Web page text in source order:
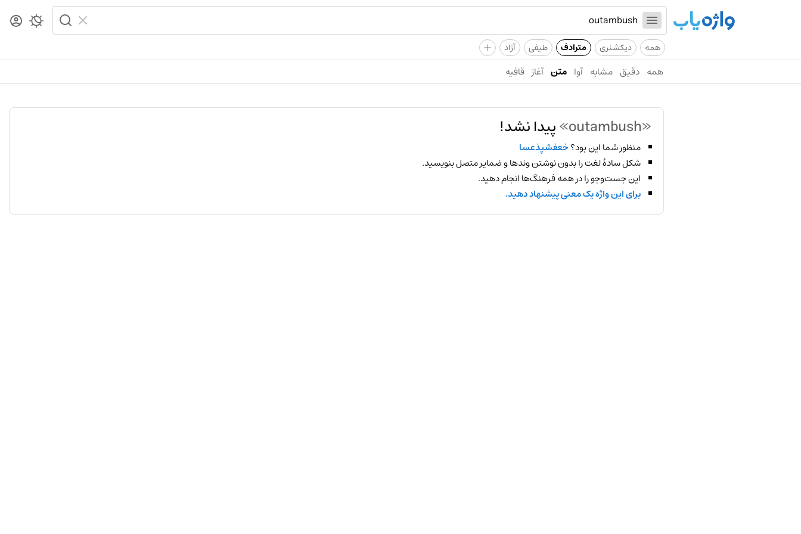
همه دیکشنری مترادف طیفی آزاد +
همه دقیق مشابه آوا متن آغاز قافیه
«outambush» پیدا نشد!
منظور شما این بود؟خعفشپذعسا
شکل سادهٔ لغت را بدون نوشتن وندها و ضمایر متصل بنویسید.
این جست‌وجو را در همه فرهنگ‌ها انجام دهید.
برای این واژه یک معنی پیشنهاد دهید.